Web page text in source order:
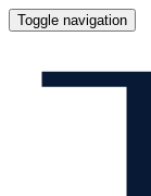
Toggle navigation